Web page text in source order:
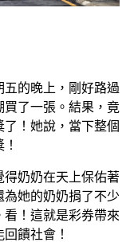
的晚上，剛好路過
了一張。結果，竟
！她說，當下整個
得奶奶在天上保佑著
她的奶奶捐了不少
！這就是彩券帶來
饋社會！